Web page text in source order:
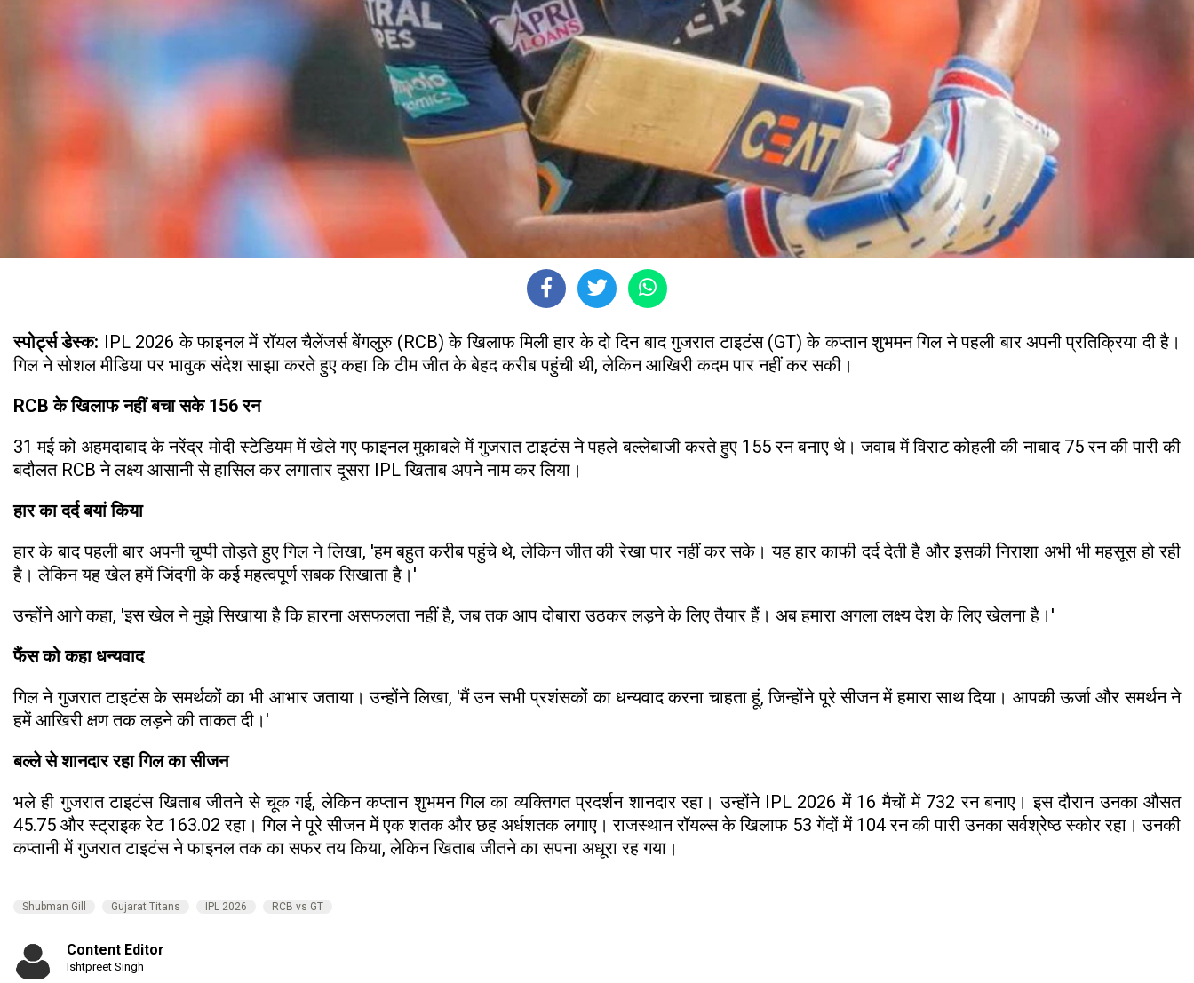
स्पोर्ट्स डेस्क: IPL 2026 के फाइनल में रॉयल चैलेंजर्स बेंगलुरु (RCB) के खिलाफ मिली हार के दो दिन बाद गुजरात टाइटंस (GT) के कप्तान शुभमन गिल ने पहली बार अपनी प्रतिक्रिया दी है।
गिल ने सोशल मीडिया पर भावुक संदेश साझा करते हुए कहा कि टीम जीत के बेहद करीब पहुंची थी, लेकिन आखिरी कदम पार नहीं कर सकी।
RCB के खिलाफ नहीं बचा सके 156 रन
31 मई को अहमदाबाद के नरेंद्र मोदी स्टेडियम में खेले गए फाइनल मुकाबले में गुजरात टाइटंस ने पहले बल्लेबाजी करते हुए 155 रन बनाए थे। जवाब में विराट कोहली की नाबाद 75 रन की पारी की
बदौलत RCB ने लक्ष्य आसानी से हासिल कर लगातार दूसरा IPL खिताब अपने नाम कर लिया।
हार का दर्द बयां किया
हार के बाद पहली बार अपनी चुप्पी तोड़ते हुए गिल ने लिखा, 'हम बहुत करीब पहुंचे थे, लेकिन जीत की रेखा पार नहीं कर सके। यह हार काफी दर्द देती है और इसकी निराशा अभी भी महसूस हो रही
है। लेकिन यह खेल हमें जिंदगी के कई महत्वपूर्ण सबक सिखाता है।'
उन्होंने आगे कहा, 'इस खेल ने मुझे सिखाया है कि हारना असफलता नहीं है, जब तक आप दोबारा उठकर लड़ने के लिए तैयार हैं। अब हमारा अगला लक्ष्य देश के लिए खेलना है।'
फैंस को कहा धन्यवाद
गिल ने गुजरात टाइटंस के समर्थकों का भी आभार जताया। उन्होंने लिखा, 'मैं उन सभी प्रशंसकों का धन्यवाद करना चाहता हूं, जिन्होंने पूरे सीजन में हमारा साथ दिया। आपकी ऊर्जा और समर्थन ने
हमें आखिरी क्षण तक लड़ने की ताकत दी।'
बल्ले से शानदार रहा गिल का सीजन
भले ही गुजरात टाइटंस खिताब जीतने से चूक गई, लेकिन कप्तान शुभमन गिल का व्यक्तिगत प्रदर्शन शानदार रहा। उन्होंने IPL 2026 में 16 मैचों में 732 रन बनाए। इस दौरान उनका औसत
45.75 और स्ट्राइक रेट 163.02 रहा। गिल ने पूरे सीजन में एक शतक और छह अर्धशतक लगाए। राजस्थान रॉयल्स के खिलाफ 53 गेंदों में 104 रन की पारी उनका सर्वश्रेष्ठ स्कोर रहा। उनकी
कप्तानी में गुजरात टाइटंस ने फाइनल तक का सफर तय किया, लेकिन खिताब जीतने का सपना अधूरा रह गया।
Shubman Gill Gujarat Titans IPL 2026 RCB vs GT
Content Editor
Ishtpreet Singh